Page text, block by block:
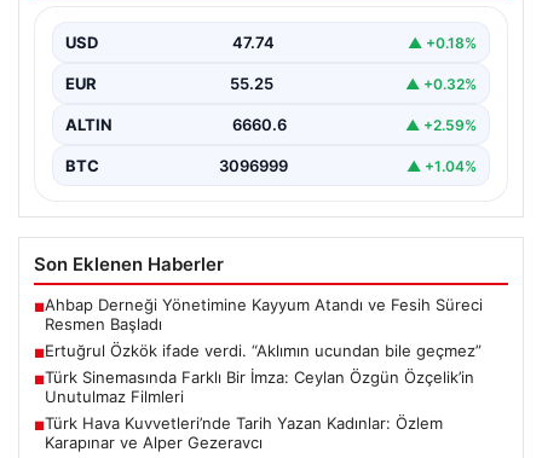
USD 47.74 ▲ +0.18%
EUR 55.25 ▲ +0.32%
ALTIN 6660.6 ▲ +2.59%
BTC 3096999 ▲ +1.04%
Son Eklenen Haberler
■Ahbap Derneği Yönetimine Kayyum Atandı ve Fesih Süreci
Resmen Başladı
■Ertuğrul Özkök ifade verdi. “Aklımın ucundan bile geçmez”
■Türk Sinemasında Farklı Bir İmza: Ceylan Özgün Özçelik’in
Unutulmaz Filmleri
■Türk Hava Kuvvetleri’nde Tarih Yazan Kadınlar: Özlem
Karapınar ve Alper Gezeravcı